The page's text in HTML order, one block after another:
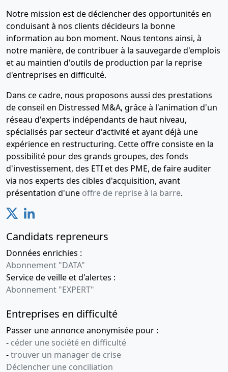
Notre mission est de déclencher des opportunités en
conduisant à nos clients décideurs la bonne
information au bon moment. Nous tentons ainsi, à
notre manière, de contribuer à la sauvegarde d'emplois
et au maintien d'outils de production par la reprise
d'entreprises en difficulté.
Dans ce cadre, nous proposons aussi des prestations
de conseil en Distressed M&A, grâce à l'animation d'un
réseau d'experts indépendants de haut niveau,
spécialisés par secteur d'activité et ayant déjà une
expérience en restructuring. Cette offre consiste en la
possibilité pour des grands groupes, des fonds
d'investissement, des ETI et des PME, de faire auditer
via nos experts des cibles d'acquisition, avant
présentation d'une offre de reprise à la barre.
Candidats repreneurs
Données enrichies :
Abonnement "DATA"
Service de veille et d'alertes :
Abonnement "EXPERT"
Entreprises en difficulté
Passer une annonce anonymisée pour :
- céder une société en difficulté
-trouver un manager de crise
Déclencher une conciliation